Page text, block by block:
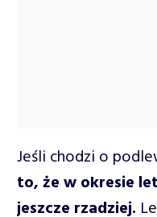
Jeśli chodzi o
to, że w okresie
jeszcze rzadziej.